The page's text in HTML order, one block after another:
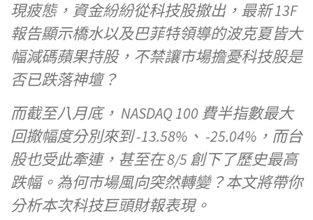
現疲態，資金紛紛從科技股撤出，最新 13F
報告顯示橋水以及巴菲特領導的波克夏皆大
幅減碼蘋果持股，不禁讓市場擔憂科技股是
否已跌落神壇？
而截至八月底， NASDAQ 100 費半指數最大
回撤幅度分別來到 -13.58%、 -25.04%，而台
股也受此牽連，甚至在 8/5 創下了歷史最高
跌幅。為何市場風向突然轉變？本文將帶你
分析本次科技巨頭財報表現。